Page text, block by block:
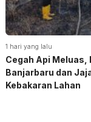
1 hari yang lalu
Cegah Api Meluas,
Banjarbaru dan
Kebakaran Lahan